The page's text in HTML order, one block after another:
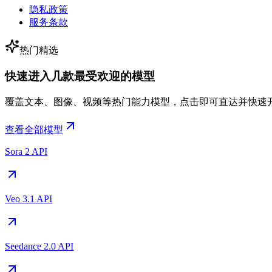
隐私政策
服务条款
热门精选
快速进入几款最受欢迎的模型
覆盖文本、图像、视频等热门能力模型，点击即可直达并快速
查看全部模型
Sora 2 API
Veo 3.1 API
Seedance 2.0 API